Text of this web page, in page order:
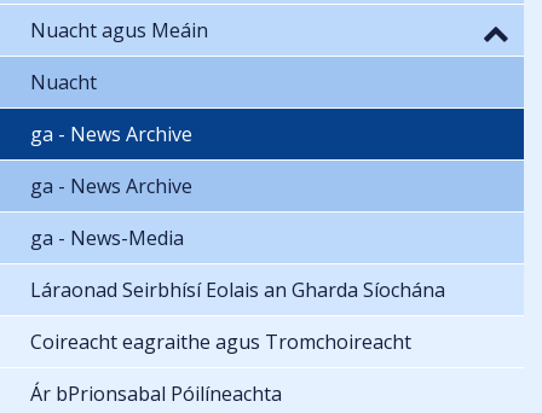
Nuacht agus Meáin
Nuacht
ga - News Archive
ga - News Archive
ga - News-Media
Láraonad Seirbhísí Eolais an Gharda Síochána
Coireacht eagraithe agus Tromchoireacht
Ár bPrionsabal Póilíneachta